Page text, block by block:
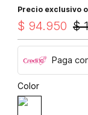
Precio exclusivo
$
$ 94.950
Paga
Color